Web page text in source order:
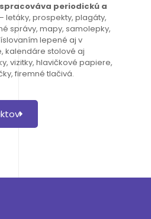
spracováva periodickú a
– letáky, prospekty, plagáty,
správy, mapy, samolepky,
lepené aj v
kalendáre stolové aj
vizitky, hlavičkové papiere,
firemné tlačivá.